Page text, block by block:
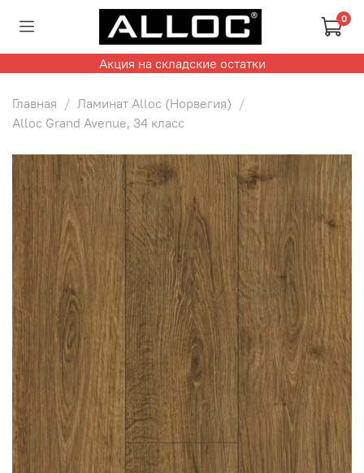
0
Акция на складские остатки
Главная
Ламинат Alloc (Норвегия)
Alloc Grand Avenue, 34 класс